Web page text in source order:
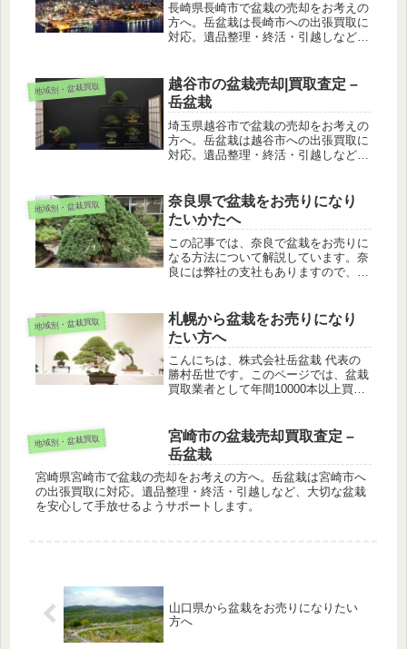
長崎県長崎市で盆栽の売却をお考えの
方へ。岳盆栽は長崎市への出張買取に
対応。遺品整理・終活・引越しなど、
地域別・盆栽買取
越谷市の盆栽売却|買取査定 –
岳盆栽
埼玉県越谷市で盆栽の売却をお考えの
方へ。岳盆栽は越谷市への出張買取に
対応。遺品整理・終活・引越しなど、
地域別・盆栽買取
奈良県で盆栽をお売りになり
たいかたへ
この記事では、奈良で盆栽をお売りに
なる方法について解説しています。奈
良には弊社の支社もありますので、よ
地域別・盆栽買取
札幌から盆栽をお売りになり
たい方へ
こんにちは、株式会社岳盆栽 代表の
勝村岳世です。このページでは、盆栽
買取業者として年間10000本以上買い
愛好家さんがお住まいの地域です。イ
メージしやすくするために、盆栽愛...
地域別・盆栽買取
宮崎市の盆栽売却買取査定 –
岳盆栽
宮崎県宮崎市で盆栽の売却をお考えの方へ。岳盆栽は宮崎市へ
の出張買取に対応。遺品整理・終活・引越しなど、大切な盆栽
を安心して手放せるようサポートします。
山口県から盆栽をお売りになりたい
方へ